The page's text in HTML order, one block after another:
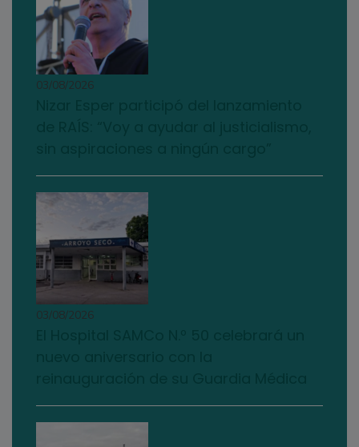
03/08/2026
03/08/2026